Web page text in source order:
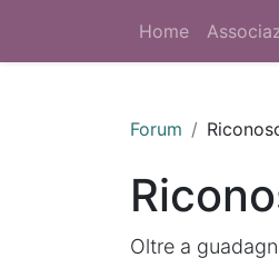
Home
Forum
Oltre a